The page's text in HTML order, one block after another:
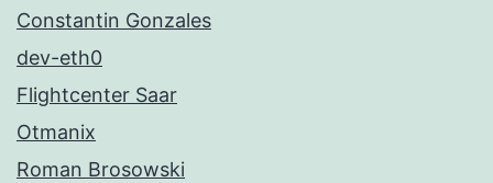
Constantin Gonzales
dev-eth0
Flightcenter Saar
Otmanix
Roman Brosowski